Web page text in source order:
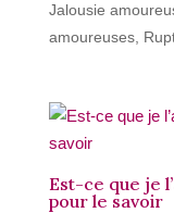
Jalousie
amoureuses,
Est-ce que je
pour le savoir